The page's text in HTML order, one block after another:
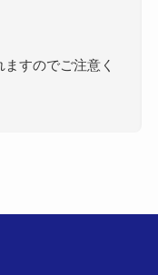
すのでご注意く